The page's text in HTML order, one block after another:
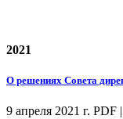
2021
О решениях Совета
9 апреля 2021 г. PDF